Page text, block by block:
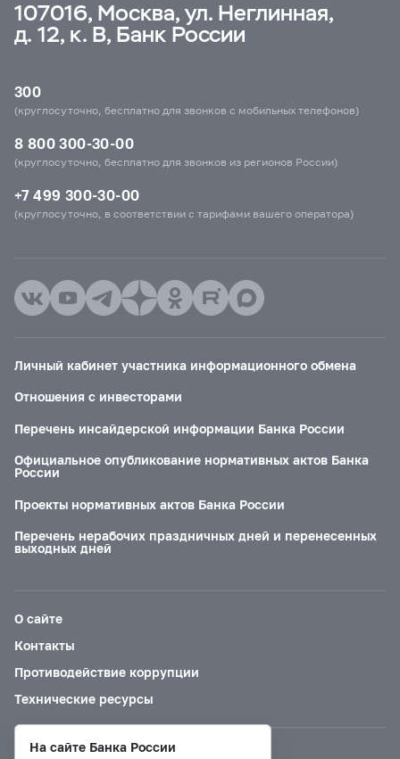
107016, Москва, ул. Неглинная,
д. 12, к. В, Банк России
300
(круглосуточно, бесплатно для звонков с мобильных телефонов)
8 800 300-30-00
(круглосуточно, бесплатно для звонков из регионов России)
+7 499 300-30-00
(круглосуточно, в соответствии с тарифами вашего оператора)
Личный кабинет участника информационного обмена
Отношения с инвесторами
Перечень инсайдерской информации Банка России
Официальное опубликование нормативных актов Банка
России
Проекты нормативных актов Банка России
Перечень нерабочих праздничных дней и перенесенных
выходных дней
О сайте
Контакты
Противодействие коррупции
Технические ресурсы
На сайте Банка России